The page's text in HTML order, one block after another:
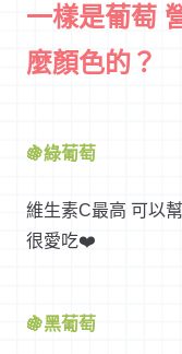
一樣是葡萄
麼顏色的？
🍇綠葡萄
維生素C最高 可以
很愛吃❤️
🍇黑葡萄